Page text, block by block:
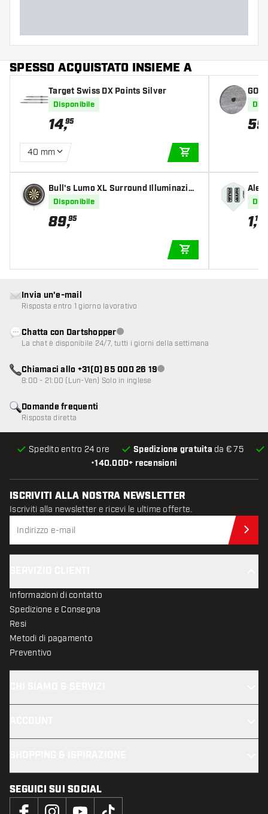
SPESSO ACQUISTATO INSIEME A
Target Swiss DX Points Silver
Disponibile
14,95
40 mm
Bull's Lumo XL Surround Illuminazion
e per Bersaglio - Sistema di illuminaz
ione
Disponibile
89,95
59
1,10
•140.000+ recensioni
Spedito entro 24 ore Spedizione gratuita da € 75
Domande frequenti
Risposta diretta
Invia un'e-mail
Risposta entro 1 giorno lavorativo
Chatta con DartshopperServizio clienti non disponibile
La chat è disponibile 24/7, tutti i giorni della settimana
Chiamaci allo +31(0) 85 000 26 19Servizio clienti non disponibile
8:00 - 21:00 (Lun-Ven) Solo in inglese
ISCRIVITI ALLA NOSTRA NEWSLETTER
Iscriviti alla newsletter e ricevi le ultime offerte.
Informazioni di contatto
Spedizione e Consegna
Resi
Metodi di pagamento
Preventivo
SEGUICI SUI SOCIAL